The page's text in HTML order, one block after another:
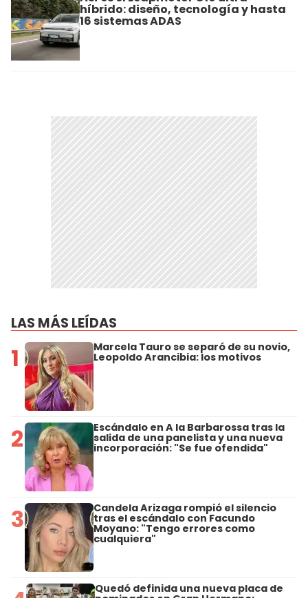
híbrido: diseño, tecnología y hasta
16 sistemas ADAS
LAS MÁS LEÍDAS
1 Marcela Tauro se separó de su novio,
Leopoldo Arancibia: los motivos
2 Escándalo en A la Barbarossa tras la
salida de una panelista y una nueva
incorporación: "Se fue ofendida"
3 Candela Arizaga rompió el silencio
tras el escándalo con Facundo
Moyano: "Tengo errores como
cualquiera"
Quedó definida una nueva placa de